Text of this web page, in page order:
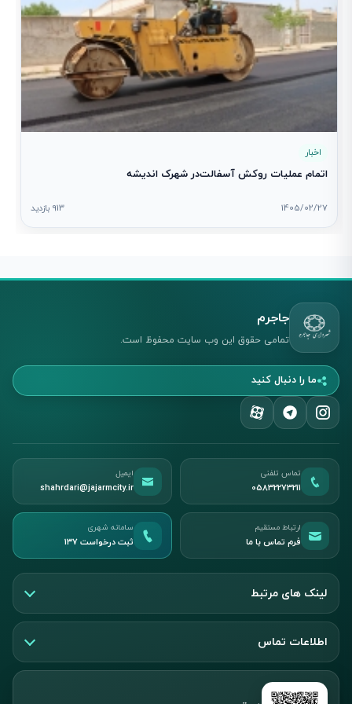
اخبار
اتمام عملیات روکش آسفالت‌در شهرک اندیشه
1405/02/27 913 بازدید
جاجرم
تمامی حقوق این وب سایت محفوظ است.
ما را دنبال کنید
تماس تلفنی
05832273211
ایمیل
shahrdari@jajarmcity.ir
ارتباط مستقیم
فرم تماس با ما
سامانه شهری
ثبت درخواست ۱۳۷
لینک های مرتبط
اطلاعات تماس